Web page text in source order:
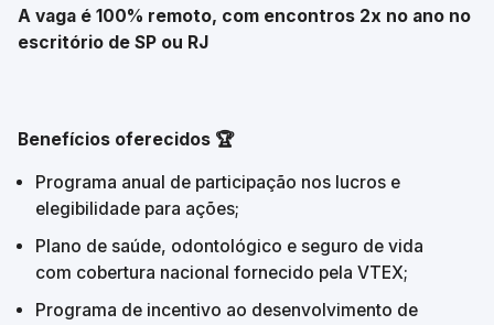
A vaga é 100% remoto, com encontros 2x no ano no
escritório de SP ou RJ
Benefícios oferecidos 🏆
Programa anual de participação nos lucros e
elegibilidade para ações;
Plano de saúde, odontológico e seguro de vida
com cobertura nacional fornecido pela VTEX;
Programa de incentivo ao desenvolvimento de